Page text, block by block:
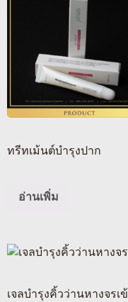
ทรีทเม้นต์บำรุงปาก
อ่านเพิ่ม
เจลบำรุงคิ้วว่านหางจรเข้